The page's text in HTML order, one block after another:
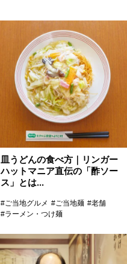
皿うどんの食べ方｜リンガー
ハットマニア直伝の「酢ソー
ス」とは...
#ご当地グルメ #ご当地麺 #老舗
#ラーメン・つけ麺